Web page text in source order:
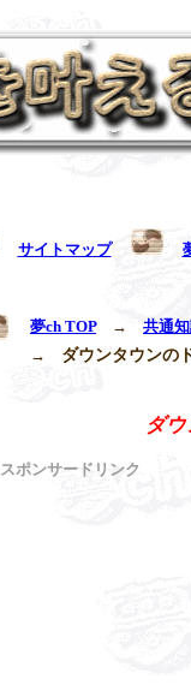
サイトマップ
夢ch TOP→ 共通
→ ダウンタウンの
ダ
スポンサードリンク